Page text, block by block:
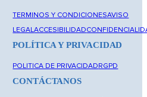
TERMINOS Y CONDICIONESAVISO
LEGALACCESIBILIDAD
POLÍTICA Y PRIVACIDAD
POLITICA DE PRIVACIDADRGPD
CONTÁCTANOS